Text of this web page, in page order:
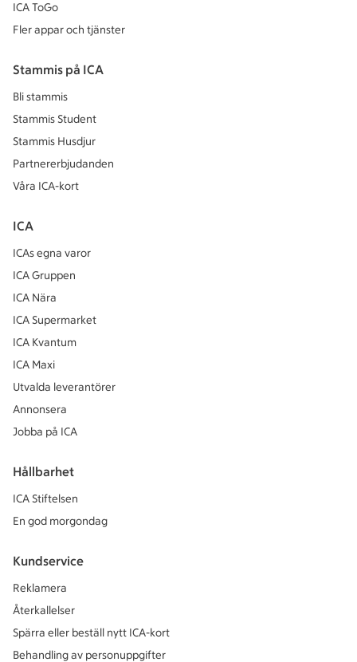
ICA ToGo
Fler appar och tjänster
Stammis på ICA
Bli stammis
Stammis Student
Stammis Husdjur
Partnererbjudanden
Våra ICA-kort
ICA
ICAs egna varor
ICA Gruppen
ICA Nära
ICA Supermarket
ICA Kvantum
ICA Maxi
Utvalda leverantörer
Annonsera
Jobba på ICA
Hållbarhet
ICA Stiftelsen
En god morgondag
Kundservice
Reklamera
Återkallelser
Spärra eller beställ nytt ICA-kort
Behandling av personuppgifter